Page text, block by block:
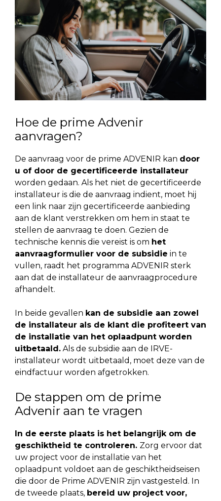
Hoe de prime Advenir
aanvragen?
De aanvraag voor de prime ADVENIR kan door
u of door de gecertificeerde installateur
worden gedaan. Als het niet de gecertificeerde
installateur is die de aanvraag indient, moet hij
een link naar zijn gecertificeerde aanbieding
aan de klant verstrekken om hem in staat te
stellen de aanvraag te doen. Gezien de
technische kennis die vereist is om het
aanvraagformulier voor de subsidie in te
vullen, raadt het programma ADVENIR sterk
aan dat de installateur de aanvraagprocedure
afhandelt.
In beide gevallen kan de subsidie aan zowel
de installateur als de klant die profiteert van
de installatie van het oplaadpunt worden
uitbetaald. Als de subsidie aan de IRVE-
installateur wordt uitbetaald, moet deze van de
eindfactuur worden afgetrokken.
De stappen om de prime
Advenir aan te vragen
In de eerste plaats is het belangrijk om de
geschiktheid te controleren. Zorg ervoor dat
uw project voor de installatie van het
oplaadpunt voldoet aan de geschiktheidseisen
die door de Prime ADVENIR zijn vastgesteld. In
de tweede plaats, bereid uw project voor,